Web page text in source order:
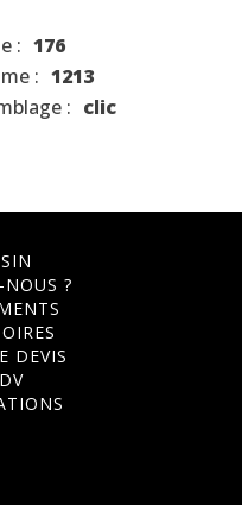
: 176
: 1213
: clic
?
DEVIS